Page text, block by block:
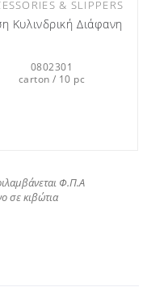
& SLIPPERS
Κυλινδρική Διάφανη
0802301
carton / 10 pc
Φ.Π.Α
σε κιβώτια